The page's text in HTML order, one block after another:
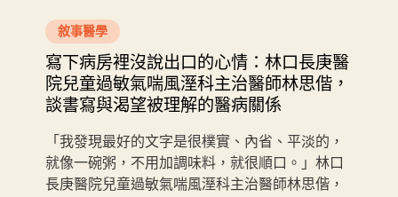
敘事醫學
寫下病房裡沒說出口的心情：林口長庚醫
院兒童過敏氣喘風溼科主治醫師林思偕，
談書寫與渴望被理解的醫病關係
「我發現最好的文字是很樸實、內省、平淡的，
就像一碗粥，不用加調味料，就很順口。」林口
長庚醫院兒童過敏氣喘風溼科主治醫師林思偕，